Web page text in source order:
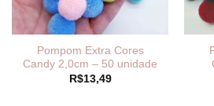
Pompom Extra Cores
Candy 2,0cm – 50 unidade
R$13,49